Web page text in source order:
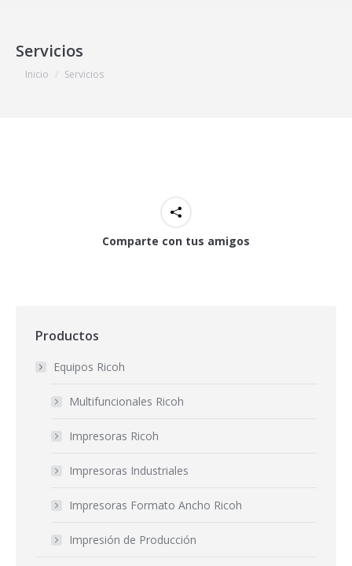
Servicios
Estás aquí:
Inicio Servicios
Comparte con tus amigos
Productos
Equipos Ricoh
Multifuncionales Ricoh
Impresoras Ricoh
Impresoras Industriales
Impresoras Formato Ancho Ricoh
Impresión de Producción